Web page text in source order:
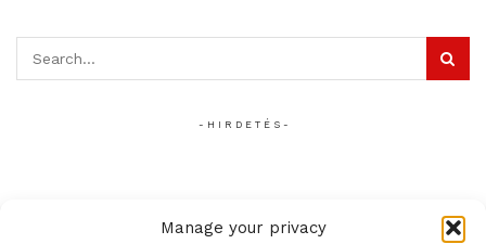
Manage your privacy
- H I R D E T É S -